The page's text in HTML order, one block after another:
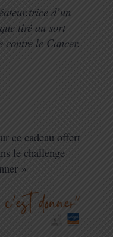
d’un
tiré au sort
contre le Cancer.
ce cadeau offert
le challenge
»